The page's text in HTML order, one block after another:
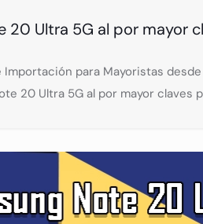
20 Ultra 5G al por mayor
Importación para Mayoristas
20 Ultra 5G al por mayor claves